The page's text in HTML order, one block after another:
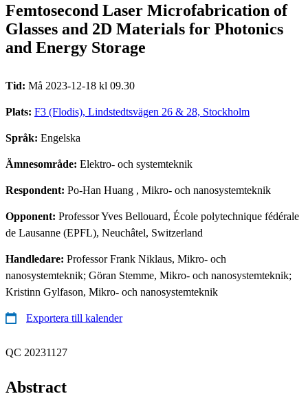
Femtosecond Laser Microfabrication of
Glasses and 2D Materials for Photonics
and Energy Storage
Tid: Må 2023-12-18 kl 09.30
Plats: F3 (Flodis), Lindstedtsvägen 26 & 28, Stockholm
Språk: Engelska
Ämnesområde: Elektro- och systemteknik
Respondent: Po-Han Huang , Mikro- och nanosystemteknik
Opponent: Professor Yves Bellouard, École polytechnique fédérale
de Lausanne (EPFL), Neuchâtel, Switzerland
Handledare: Professor Frank Niklaus, Mikro- och
nanosystemteknik; Göran Stemme, Mikro- och nanosystemteknik;
Kristinn Gylfason, Mikro- och nanosystemteknik
Exportera till kalender
QC 20231127
Abstract